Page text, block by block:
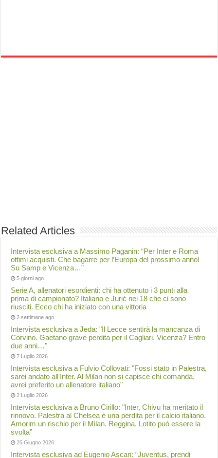
Related Articles
Intervista esclusiva a Massimo Paganin: “Per Inter e Roma
ottimi acquisti. Che bagarre per l’Europa del prossimo anno!
Su Samp e Vicenza…”
5 giorni ago
Serie A, allenatori esordienti: chi ha ottenuto i 3 punti alla
prima di campionato? Italiano e Jurić nei 18 che ci sono
riusciti. Ecco chi ha iniziato con una vittoria
2 settimane ago
Intervista esclusiva a Jeda: "Il Lecce sentirà la mancanza di
Corvino. Gaetano grave perdita per il Cagliari. Vicenza? Entro
due anni…"
7 Luglio 2026
Intervista esclusiva a Fulvio Collovati: "Fossi stato in Palestra,
sarei andato all'Inter. Al Milan non si capisce chi comanda,
avrei preferito un allenatore italiano"
2 Luglio 2026
Intervista esclusiva a Bruno Cirillo: "Inter, Chivu ha meritato il
rinnovo. Palestra al Chelsea è una perdita per il calcio italiano.
Amorim un rischio per il Milan. Reggina, Lotito può essere la
svolta”
25 Giugno 2026
Intervista esclusiva ad Eugenio Ascari: “Juventus, prendi